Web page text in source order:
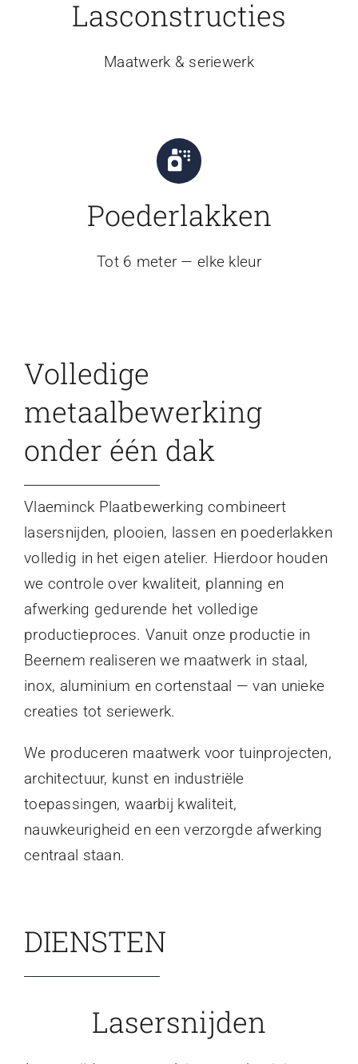
Lasconstructies
Maatwerk & seriewerk
Poederlakken
Tot 6 meter — elke kleur
Volledige
metaalbewerking
onder één dak
Vlaeminck Plaatbewerking combineert
lasersnijden, plooien, lassen en poederlakken
volledig in het eigen atelier. Hierdoor houden
we controle over kwaliteit, planning en
afwerking gedurende het volledige
productieproces. Vanuit onze productie in
Beernem realiseren we maatwerk in staal,
inox, aluminium en cortenstaal — van unieke
creaties tot seriewerk.
We produceren maatwerk voor tuinprojecten,
architectuur, kunst en industriële
toepassingen, waarbij kwaliteit,
nauwkeurigheid en een verzorgde afwerking
centraal staan.
DIENSTEN
Lasersnijden